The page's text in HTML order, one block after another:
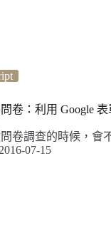
卷：利用 Google 表
卷調查的時候，會
2016-07-15